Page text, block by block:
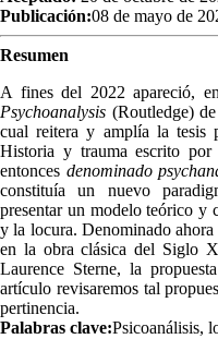
Publicación:08 de mayo de
Resumen
A fines del 2022 apareció,
Psychoanalysis (Routledge)
cual reitera y amplía la tesis
Historia y trauma escrito
entonces denominado
constituía un nuevo
presentar un modelo teórico y
y la locura. Denominado ahora
en la obra clásica del Siglo
Laurence Sterne, la
artículo revisaremos tal
pertinencia.
Palabras clave:Psicoanálisis,